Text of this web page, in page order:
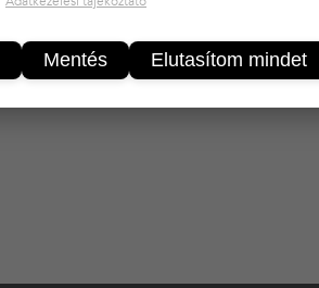
20 000 Ft felett ingyenes kiszállítás!!
Mentés Elutasítom mindet